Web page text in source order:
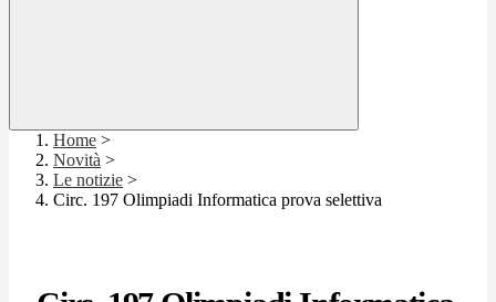
Home >
Novità >
Le notizie >
Circ. 197 Olimpiadi Informatica prova selettiva